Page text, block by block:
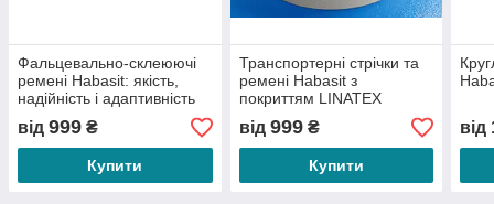
Фальцевально-склеюючі
ремені Habasit: якість,
надійність і адаптивність
від 999 ₴
Купити
Транспортерні стрічки та
ремені Habasit з
покриттям LINATEX
від 999₴
Купити
від